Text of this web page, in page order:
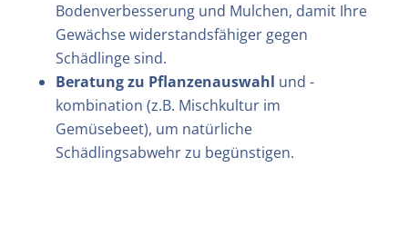
Bodenverbesserung und Mulchen, damit Ihre
Gewächse widerstandsfähiger gegen
Schädlinge sind.
Beratung zu Pflanzenauswahl und -
kombination (z.B. Mischkultur im
Gemüsebeet), um natürliche
Schädlingsabwehr zu begünstigen.